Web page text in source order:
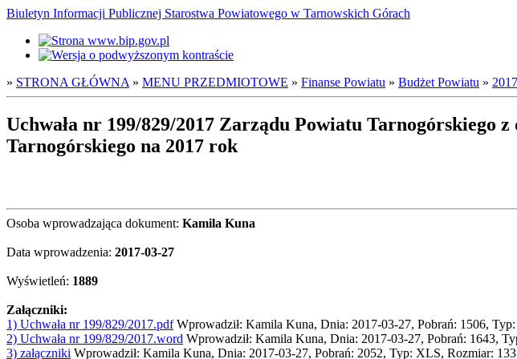
Biuletyn Informacji Publicznej Starostwa Powiatowego w Tarnowskich Górach
» STRONA GŁÓWNA » MENU PRZEDMIOTOWE » Finanse Powiatu » Budżet Powiatu »
Uchwała nr 199/829/2017 Zarządu Powiatu Tarnogórskiego
Tarnogórskiego na 2017 rok
Osoba wprowadzająca dokument: Kamila Kuna
Data wprowadzenia: 2017-03-27
Wyświetleń: 1889
Załączniki:
1) Uchwała nr 199/829/2017.pdfWprowadził: Kamila Kuna, Dnia: 2017-03-27, Pobrań: 1506,
2) Uchwała nr 199/829/2017.word Wprowadził: Kamila Kuna, Dnia: 2017-03-27, Pobrań: 1643,
3) załączniki Wprowadził: Kamila Kuna, Dnia: 2017-03-27, Pobrań: 2052, Typ: XLS, Rozmiar: